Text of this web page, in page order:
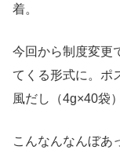
着。
今回から制度変更
てくる形式に。ポ
風だし（4g×40袋
こんなんなんぼあ